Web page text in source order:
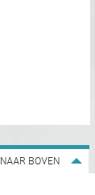
NAAR BOVEN